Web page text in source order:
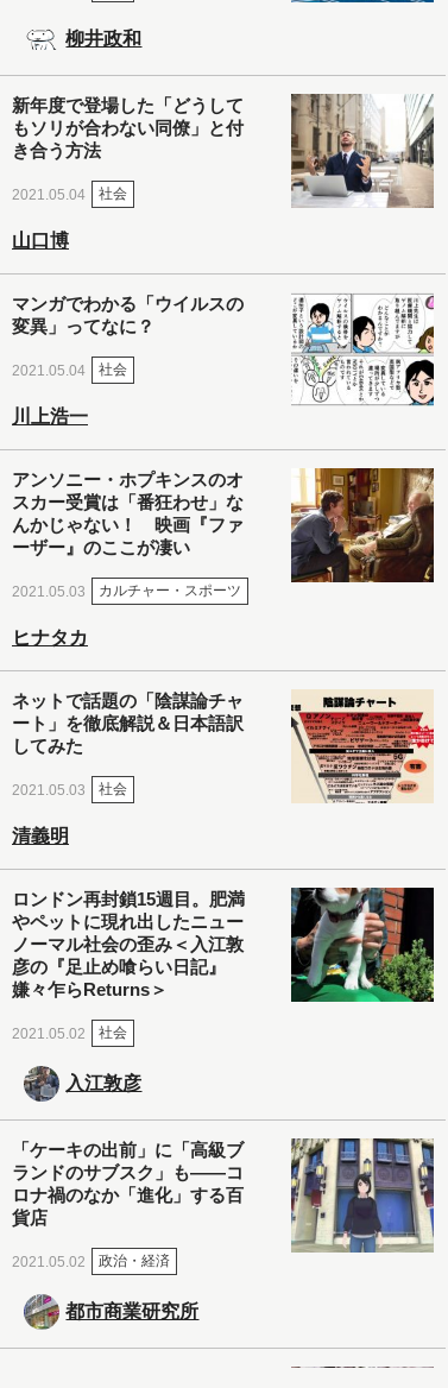
柳井政和
新年度で登場した「どうして
もソリが合わない同僚」と付
き合う方法
2021.05.04 社会
山口博
マンガでわかる「ウイルスの
変異」ってなに？
2021.05.04 社会
川上浩一
アンソニー・ホプキンスのオ
スカー受賞は「番狂わせ」な
んかじゃない！ 映画『ファ
ーザー』のここが凄い
2021.05.03 カルチャー・スポーツ
ヒナタカ
ネットで話題の「陰謀論チャ
ート」を徹底解説＆日本語訳
してみた
2021.05.03 社会
清義明
ロンドン再封鎖15週目。肥満
やペットに現れ出したニュー
ノーマル社会の歪み＜入江敦
彦の『足止め喰らい日記』
嫌々乍らReturns＞
2021.05.02 社会
入江敦彦
「ケーキの出前」に「高級ブ
ランドのサブスク」も――コ
ロナ禍のなか「進化」する百
貨店
2021.05.02 政治・経済
都市商業研究所